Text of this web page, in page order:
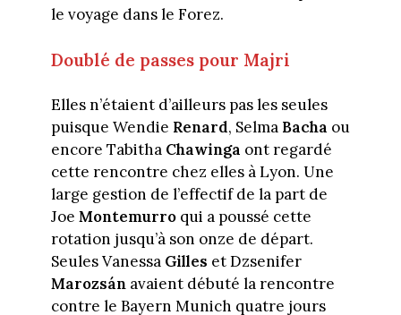
le voyage dans le Forez.
Doublé de passes pour Majri
Elles n’étaient d’ailleurs pas les seules
puisque Wendie Renard, Selma Bacha ou
encore Tabitha Chawinga ont regardé
cette rencontre chez elles à Lyon. Une
large gestion de l’effectif de la part de
Joe Montemurroqui a poussé cette
rotation jusqu’à son onze de départ.
Seules Vanessa Gilles et Dzsenifer
Marozsánavaient débuté la rencontre
contre le Bayern Munich quatre jours